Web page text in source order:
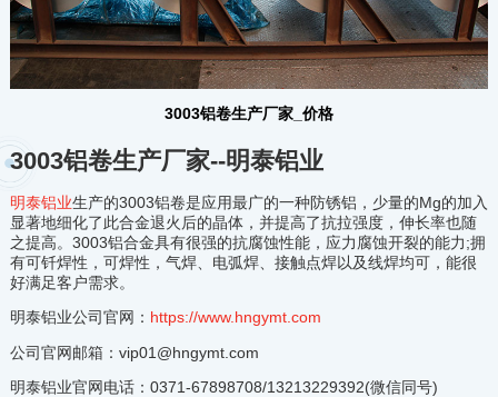
3003铝卷生产厂家_价格
3003铝卷生产厂家--明泰铝业
明泰铝业生产的3003铝卷是应用最广的一种防锈铝，少量的Mg的加入
显著地细化了此合金退火后的晶体，并提高了抗拉强度，伸长率也随
之提高。3003铝合金具有很强的抗腐蚀性能，应力腐蚀开裂的能力;拥
有可钎焊性，可焊性，气焊、电弧焊、接触点焊以及线焊均可，能很
好满足客户需求。
明泰铝业公司官网： https://www.hngymt.com
公司官网邮箱：vip01@hngymt.com
明泰铝业官网电话：0371-67898708/13213229392(微信同号)